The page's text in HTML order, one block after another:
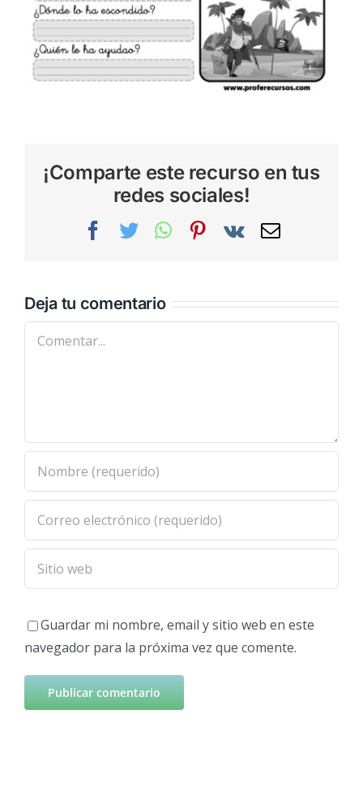
¡Comparte este recurso en tus
redes sociales!
Facebook
TwitterWhatsAppPinterest
Vk
Correo
Deja tu comentario
Comentar
Guardar mi nombre, email y sitio web en este
navegador para la próxima vez que comente.